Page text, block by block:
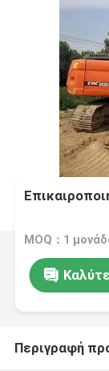
MOQ：1
Περιγραφή